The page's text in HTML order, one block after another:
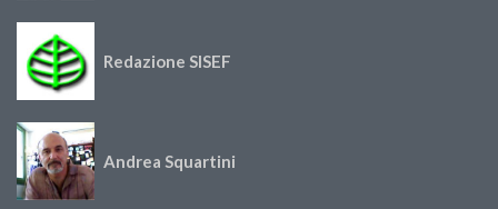
Redazione SISEF
Andrea Squartini